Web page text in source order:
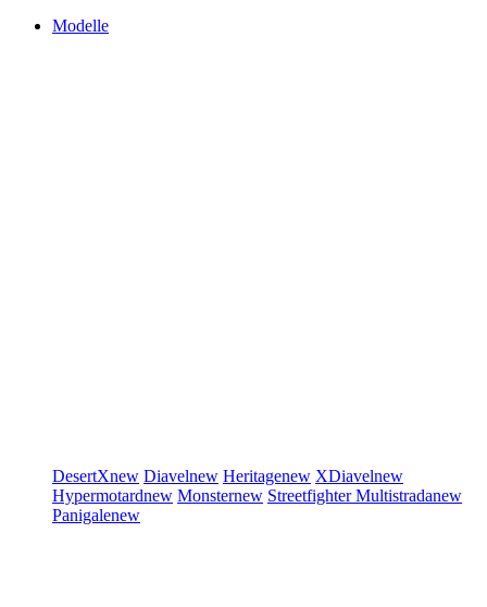
Modelle
DesertXnew Diavelnew Heritagenew XDiavelnew
Hypermotardnew Monsternew StreetfighterMultistradanew
Panigalenew